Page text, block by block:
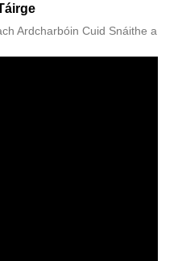
Ardcharbóin Cuid Snáithe a